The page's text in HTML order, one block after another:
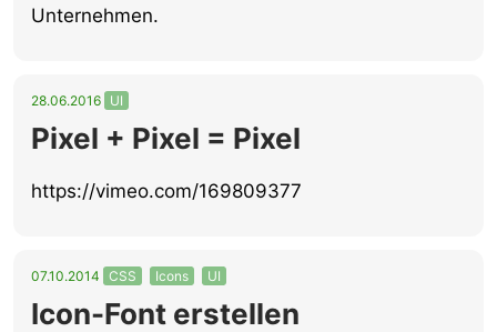
Unternehmen.
28.06.2016 UI
Pixel + Pixel = Pixel
https://vimeo.com/169809377
07.10.2014 CSS Icons UI
Icon-Font erstellen